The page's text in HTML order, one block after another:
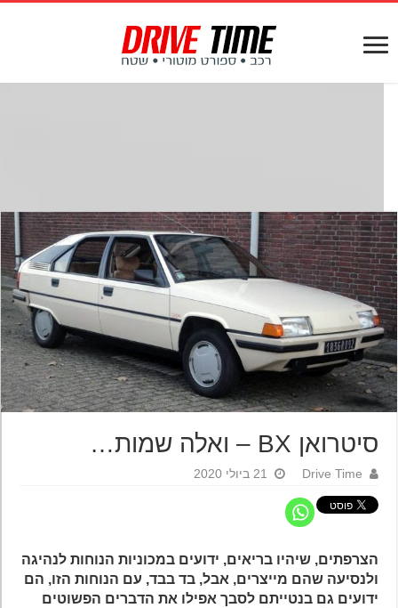
סיטרואן BX – ואלה שמות…
Drive Time 21 ביולי 2020
הצרפתים, שיהיו בריאים, ידועים במכוניות הנוחות לנהיגה
ולנסיעה שהם מייצרים, אבל, בד בבד, עם הנוחות הזו, הם
ידועים גם בנטייתם לסבך אפילו את הדברים הפשוטים